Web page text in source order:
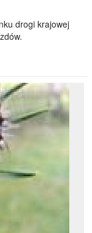
drogi krajowej